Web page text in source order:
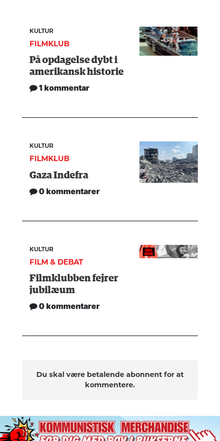
KULTUR
FILMKLUB
På opdagelse dybt i
amerikansk historie
1 kommentar
KULTUR
FILMKLUB
Gaza Indefra
0 kommentarer
KULTUR
FILM & DEBAT
Filmklubben fejrer
jubilæum
0 kommentarer
Du skal være betalende abonnent for at
kommentere.